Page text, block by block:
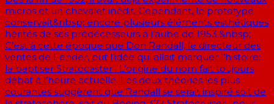
micros et un chevalet inédit. Cependant, le prototype
conservait&nbsp; encore plusieurs éléments esthétiques
hérités de ses prédécesseurs à l’aube de 1953.&nbsp;
C’est à cette époque que Don Randall, le directeur des
ventes de Fender, eut l’idée qui allait marquer l’histoire:
la baptiser Stratocaster . L’origine du nom fait toujours
débat à l’heure actuelle. Les deux théories les plus
courantes suggèrent que Randall se serait inspiré soit de